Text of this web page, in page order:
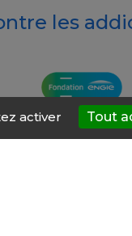
les
activer Tout